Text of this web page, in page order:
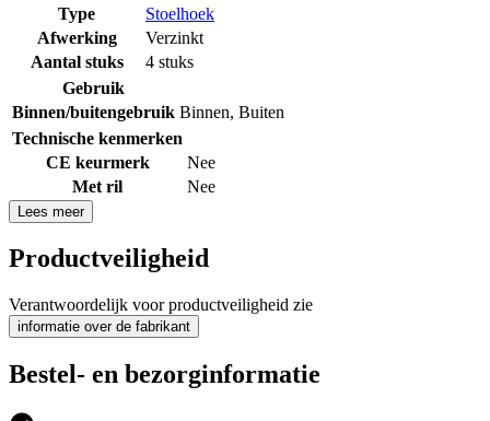
Type
Stoelhoek
Afwerking
Verzinkt
Aantal stuks
4 stuks
Gebruik
Binnen/buitengebruik Binnen, Buiten
Technische kenmerken
CE keurmerk
Nee
Met ril
Nee
Lees meer
Productveiligheid
Verantwoordelijk voor productveiligheid zie
informatie over de fabrikant
Bestel- en bezorginformatie